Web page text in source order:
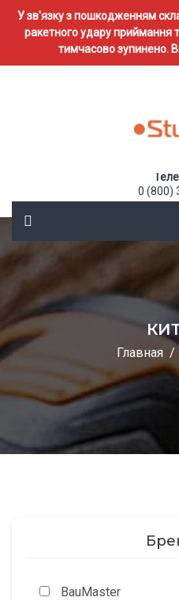
У зв'язку з пошкодженням
ракетного удару приймання
тимчасово зупинено.
0 (800)
Главная
BauMaster